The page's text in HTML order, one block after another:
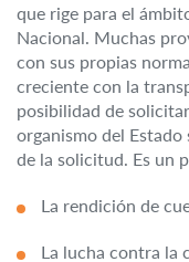
que rige para el
Nacional. Muchas
con sus propias
creciente con la
posibilidad de
organismo del
de la solicitud. Es un
La rendición de
La lucha contra la